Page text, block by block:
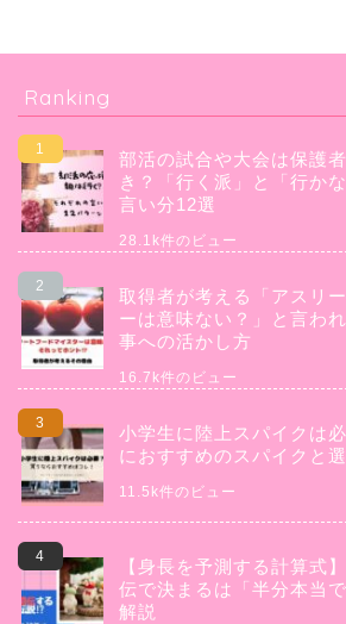
Ranking
部活の試合や大会は保護
き？「行く派」と「行か
言い分12選
28.1k件のビュー
取得者が考える「アスリ
ーは意味ない？」と言わ
事への活かし方
16.7k件のビュー
小学生に陸上スパイクは
におすすめのスパイクと
11.5k件のビュー
【身長を予測する計算式
伝で決まるは「半分本当
解説